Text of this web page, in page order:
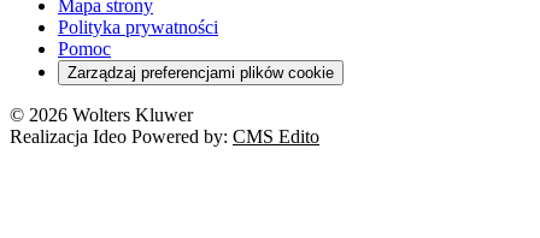
Mapa strony
Polityka prywatności
Pomoc
Zarządzaj preferencjami plików cookie
© 2026 Wolters Kluwer
Realizacja Ideo Powered by: CMS Edito